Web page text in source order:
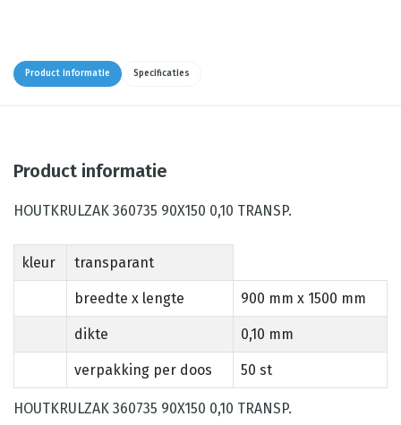
Product informatie Specificaties
Product informatie
HOUTKRULZAK 360735 90X150 0,10 TRANSP.
kleur transparant
breedte x lengte 900 mm x 1500 mm
dikte 0,10 mm
verpakking per doos 50 st
HOUTKRULZAK 360735 90X150 0,10 TRANSP.